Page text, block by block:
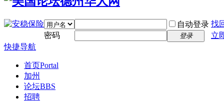
自动登录 找
密码
登录
立
快捷导航
首页Portal
加州
论坛BBS
招聘